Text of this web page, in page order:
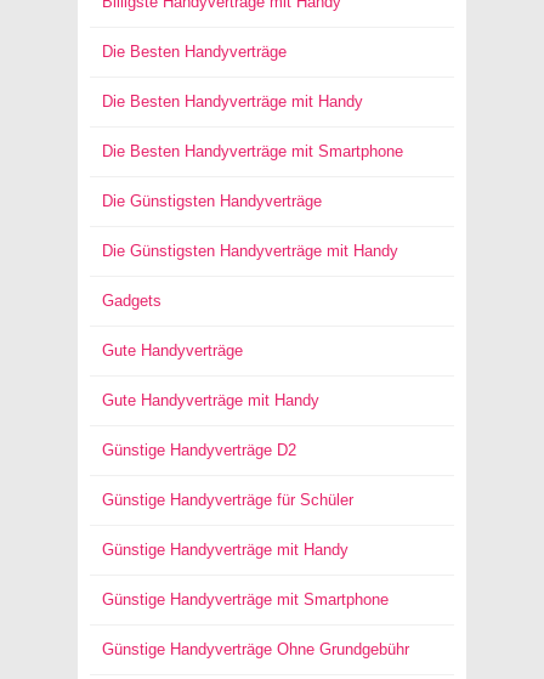
Die Besten Handyverträge
Die Besten Handyverträge mit Handy
Die Besten Handyverträge mit Smartphone
Die Günstigsten Handyverträge
Die Günstigsten Handyverträge mit Handy
Gadgets
Gute Handyverträge
Gute Handyverträge mit Handy
Günstige Handyverträge D2
Günstige Handyverträge für Schüler
Günstige Handyverträge mit Handy
Günstige Handyverträge mit Smartphone
Günstige Handyverträge Ohne Grundgebühr